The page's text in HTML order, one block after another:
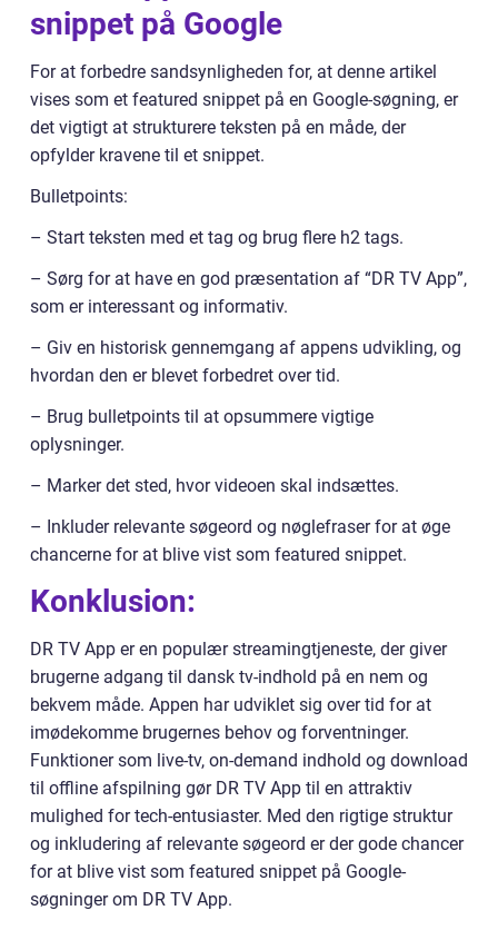
snippet på Google
For at forbedre sandsynligheden for, at denne artikel
vises som et featured snippet på en Google-søgning, er
det vigtigt at strukturere teksten på en måde, der
opfylder kravene til et snippet.
Bulletpoints:
– Start teksten med et tag og brug flere h2 tags.
– Sørg for at have en god præsentation af “DR TV App”,
som er interessant og informativ.
– Giv en historisk gennemgang af appens udvikling, og
hvordan den er blevet forbedret over tid.
– Brug bulletpoints til at opsummere vigtige
oplysninger.
– Marker det sted, hvor videoen skal indsættes.
– Inkluder relevante søgeord og nøglefraser for at øge
chancerne for at blive vist som featured snippet.
Konklusion:
DR TV App er en populær streamingtjeneste, der giver
brugerne adgang til dansk tv-indhold på en nem og
bekvem måde. Appen har udviklet sig over tid for at
imødekomme brugernes behov og forventninger.
Funktioner som live-tv, on-demand indhold og download
til offline afspilning gør DR TV App til en attraktiv
mulighed for tech-entusiaster. Med den rigtige struktur
og inkludering af relevante søgeord er der gode chancer
for at blive vist som featured snippet på Google-
søgninger om DR TV App.